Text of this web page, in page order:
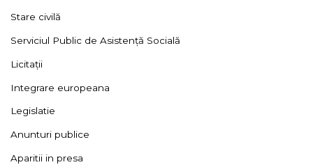
Stare civilă
Serviciul Public de Asistență Socială
Licitații
Integrare europeana
Legislatie
Anunturi publice
Aparitii in presa